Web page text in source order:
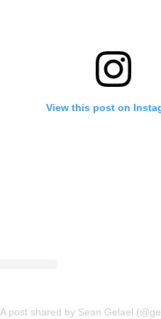
View this post on
A post shared by Sean Gelael